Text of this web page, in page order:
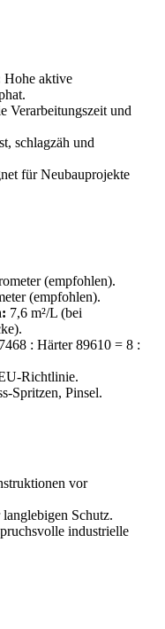
Hohe aktive
Verarbeitungszeit und
schlagzäh und
für Neubauprojekte
(empfohlen).
(empfohlen).
7,6 m²/L (bei
: Härter 89610 = 8 :
Richtlinie.
Spritzen, Pinsel.
vor
Schutz.
industrielle